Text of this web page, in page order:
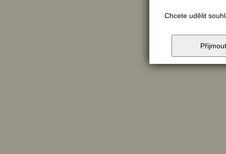
Chcete udělit
Přijmout